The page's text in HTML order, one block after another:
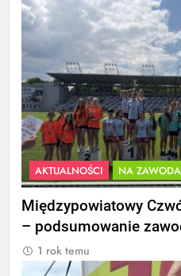
AKTUALNOŚCI NA
Międzypowiatowy
– podsumowanie
1 rok temu